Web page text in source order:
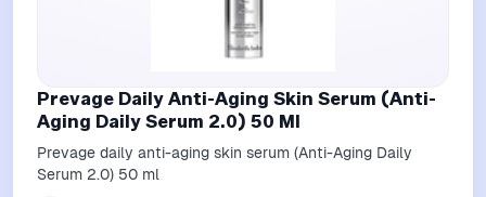
Prevage Daily Anti-Aging Skin Serum (Anti-
Aging Daily Serum 2.0) 50 Ml
Prevage daily anti-aging skin serum (Anti-Aging Daily
Serum 2.0) 50 ml